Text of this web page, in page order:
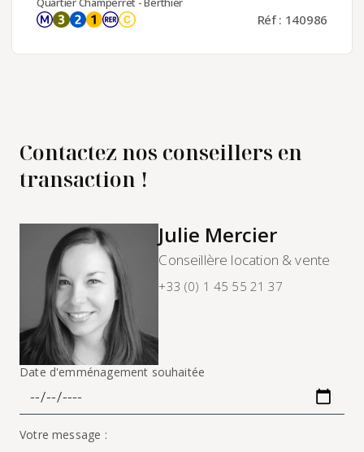
Réf : 140986
Contactez nos conseillers en
transaction !
Julie Mercier
Conseillère location & vente
+33 (0) 1 45 55 21 37
Date d'emménagement souhaitée
Votre message :